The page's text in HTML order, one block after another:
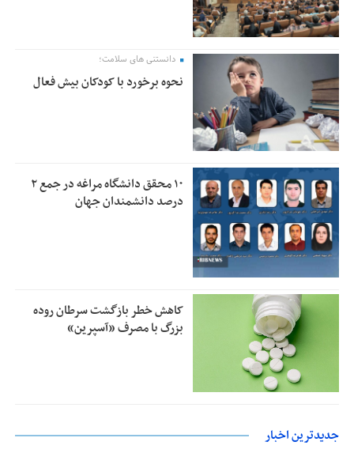
دانستنی های سلامت؛
نحوه برخورد با کودکان بیش فعال
۱۰ محقق دانشگاه مراغه در جمع ۲
درصد دانشمندان جهان
کاهش خطر بازگشت سرطان روده
بزرگ با مصرف «آسپرین»
جدیدترین اخبار